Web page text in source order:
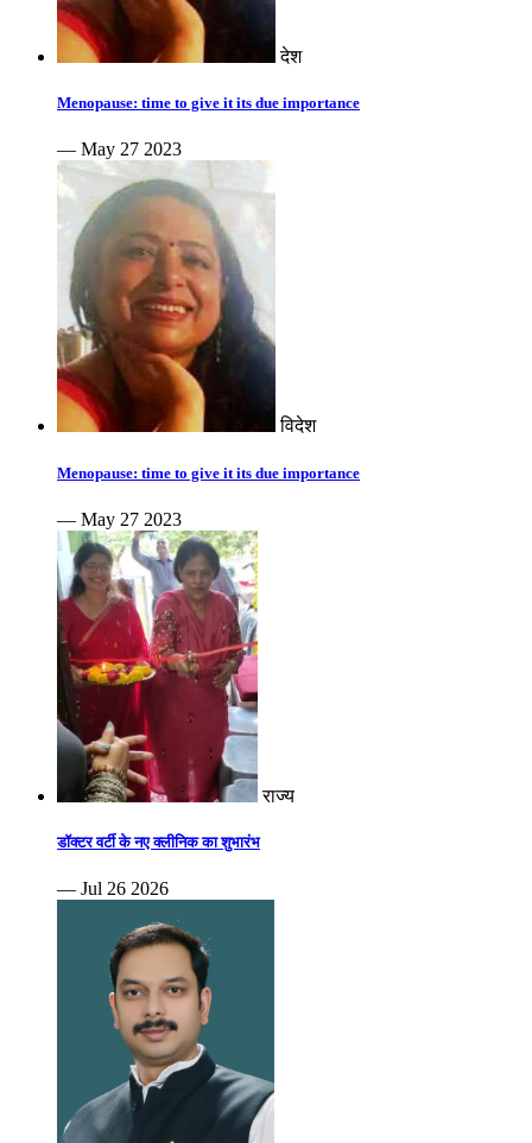
देश
Menopause: time to give it its due importance
— May 27 2023
विदेश
Menopause: time to give it its due importance
— May 27 2023
राज्य
डॉक्टर वर्टी के नए क्लीनिक का शुभारंभ
— Jul 26 2026